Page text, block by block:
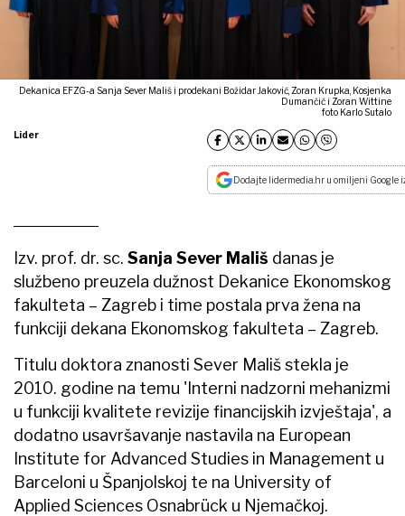
Dekanica EFZG-a Sanja Sever Mališ i prodekani Božidar Jaković, Zoran Krupka, Kosjenka
Dumančić i Zoran Wittine
foto Karlo Sutalo
Lider
Dodajte lidermedia.hr u omiljeni Google
Izv. prof. dr. sc. Sanja Sever Mališ danas je
službeno preuzela dužnost Dekanice Ekonomskog
fakulteta – Zagreb i time postala prva žena na
funkciji dekana Ekonomskog fakulteta – Zagreb.
Titulu doktora znanosti Sever Mališ stekla je
2010. godine na temu 'Interni nadzorni mehanizmi
u funkciji kvalitete revizije financijskih izvještaja', a
dodatno usavršavanje nastavila na European
Institute for Advanced Studies in Management u
Barceloni u Španjolskoj te na University of
Applied Sciences Osnabrück u Njemačkoj.